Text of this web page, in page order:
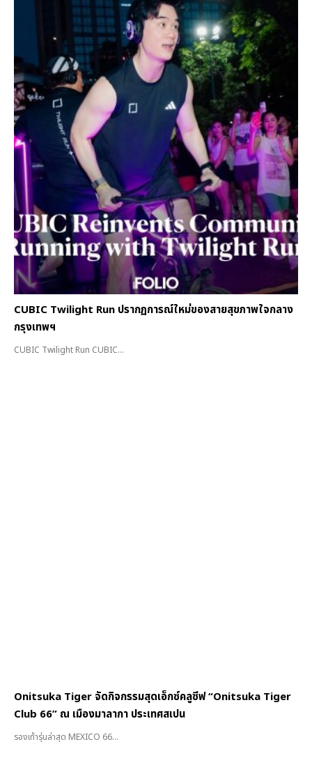
CUBIC Twilight Run ปรากฏการณ์ใหม่ของสายสุขภาพใจกลาง
กรุงเทพฯ
CUBIC Twilight Run CUBIC...
Onitsuka Tiger จัดกิจกรรมสุดเอ็กซ์คลูซีฟ “Onitsuka Tiger
Club 66” ณ เมืองมาลากา ประเทศสเปน
รองเท้ารุ่นล่าสุด MEXICO 66...